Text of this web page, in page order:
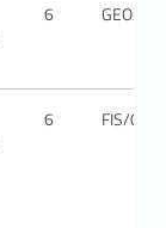
6 GEO/10
6 FIS/04